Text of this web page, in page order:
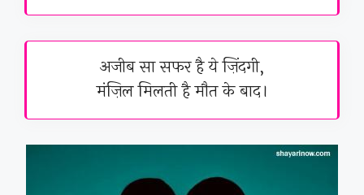
अजीब सा सफर है ये ज़िंदगी,
मंज़िल मिलती है मौत के बाद।